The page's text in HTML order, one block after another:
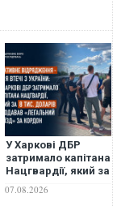
У Харкові ДБР
затримало капітана
Нацгвардії, який за
продавав
07.08.2026